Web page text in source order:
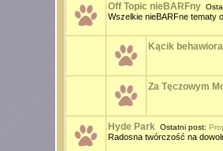
Off Topic nieBARFny
Wszelkie nieBARFne tematy
Kącik
Za Tęczowym
Hyde Park Ostatni post:
Radosna twórczość na